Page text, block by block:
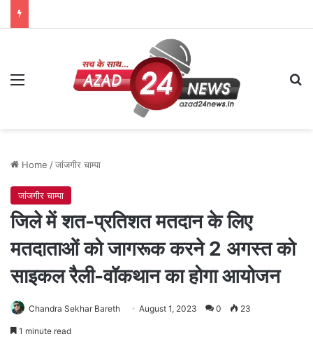
Menu
Home /जांजगीर चाम्पा
जांजगीर चाम्पा
जिले में शत-प्रतिशत मतदान के लिए
मतदाताओं को जागरूक करने 2 अगस्त को
साइकल रैली-वॉकथान का होगा आयोजन
Chandra Sekhar Bareth August 1, 2023 0 23
1 minute read